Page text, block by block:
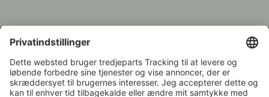
Kundeservice:
+49 421 696 797-0
1.000 vinavlere –
Vinhandler